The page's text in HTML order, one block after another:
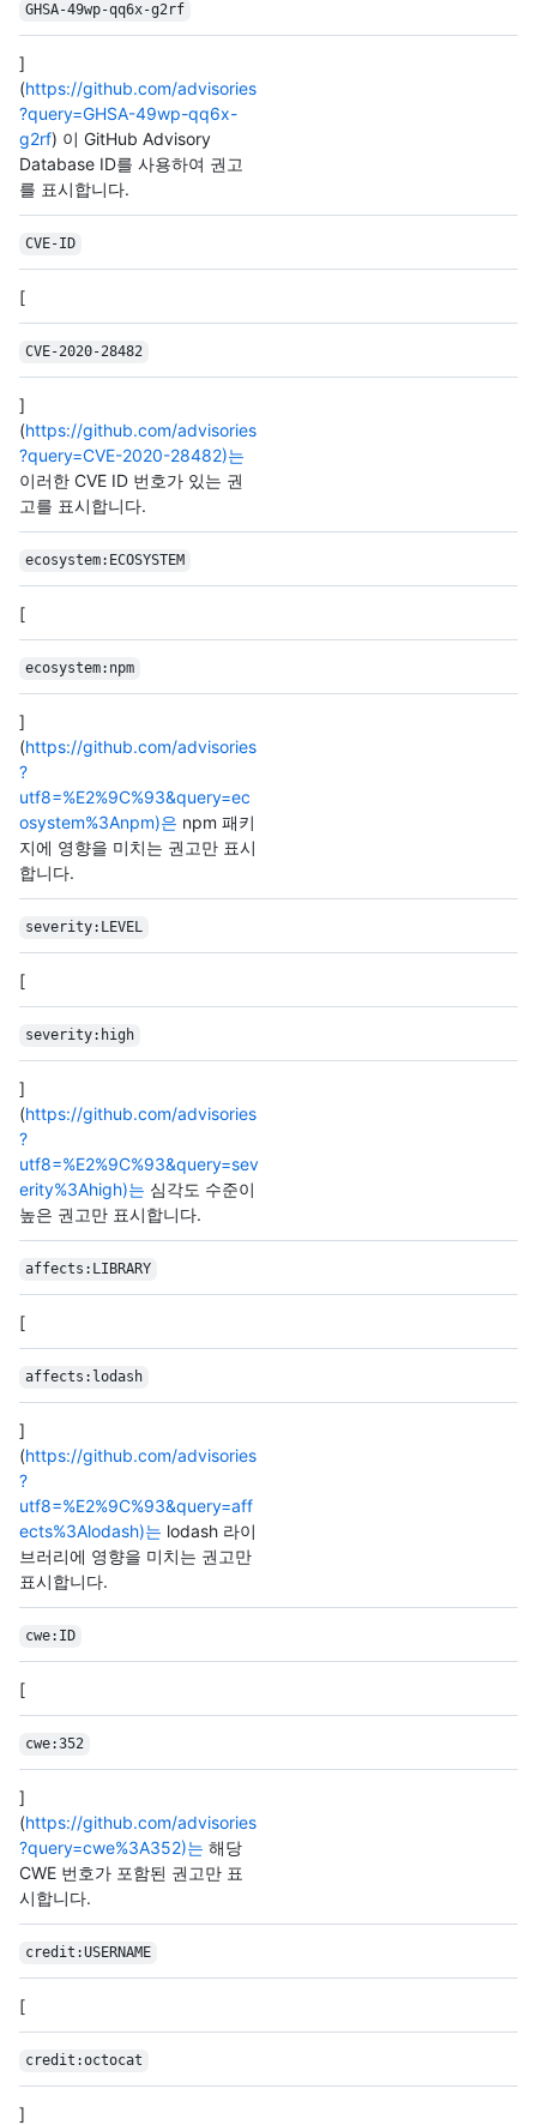
GHSA-49wp-qq6x-g2rf
]
(https://github.com/advisories
?query=GHSA-49wp-qq6x-
g2rf) 이 GitHub Advisory
Database ID를 사용하여 권고
를 표시합니다.
CVE-ID
[
CVE-2020-28482
]
(https://github.com/advisories
?query=CVE-2020-28482)는
이러한 CVE ID 번호가 있는 권
고를 표시합니다.
ecosystem:ECOSYSTEM
[
ecosystem:npm
]
(https://github.com/advisories
?
utf8=%E2%9C%93&query=ec
osystem%3Anpm)은 npm 패키
지에 영향을 미치는 권고만 표시
합니다.
severity:LEVEL
[
severity:high
]
(https://github.com/advisories
?
utf8=%E2%9C%93&query=sev
erity%3Ahigh)는 심각도 수준이
높은 권고만 표시합니다.
affects:LIBRARY
[
affects:lodash
]
(https://github.com/advisories
?
utf8=%E2%9C%93&query=aff
ects%3Alodash)는 lodash 라이
브러리에 영향을 미치는 권고만
표시합니다.
cwe:ID
[
cwe:352
]
(https://github.com/advisories
?query=cwe%3A352)는 해당
CWE 번호가 포함된 권고만 표
시합니다.
credit:USERNAME
[
credit:octocat
]